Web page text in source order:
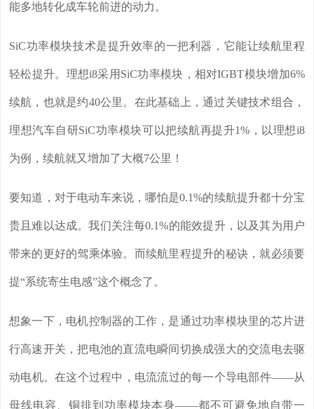
能多地转化成车轮前进的动力。
SiC功率模块技术是提升效率的一把利器，它能让续航里程
轻松提升。理想i8采用SiC功率模块，相对IGBT模块增加6%
续航，也就是约40公里。在此基础上，通过关键技术组合，
理想汽车自研SiC功率模块可以把续航再提升1%，以理想i8
为例，续航就又增加了大概7公里！
要知道，对于电动车来说，哪怕是0.1%的续航提升都十分宝
贵且难以达成。我们关注每0.1%的能效提升，以及其为用户
带来的更好的驾乘体验。而续航里程提升的秘诀，就必须要
提“系统寄生电感”这个概念了。
想象一下，电机控制器的工作，是通过功率模块里的芯片进
行高速开关，把电池的直流电瞬间切换成强大的交流电去驱
动电机。在这个过程中，电流流过的每一个导电部件——从
母线电容、铜排到功率模块本身——都不可避免地自带一